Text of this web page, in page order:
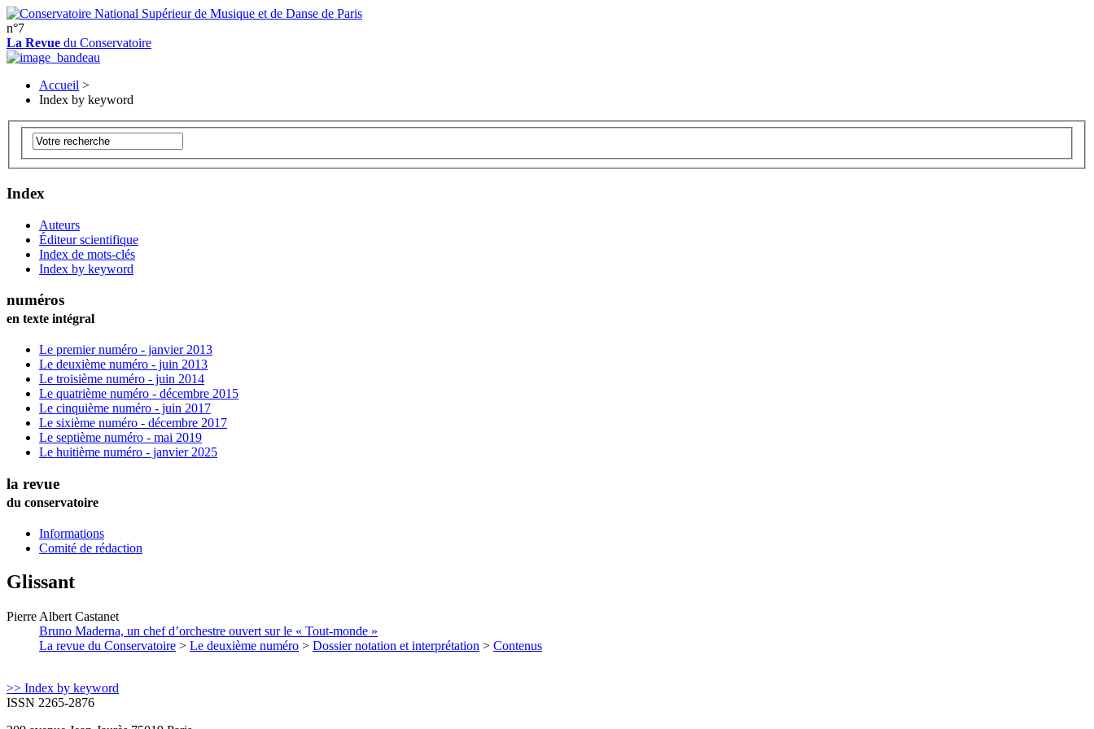
n°7
La Revue du Conservatoire
Accueil >
Index by keyword
Index
Auteurs
Éditeur scientifique
Index de mots-clés
Index by keyword
numéros
en texte intégral
Le premier numéro - janvier 2013
Le deuxième numéro - juin 2013
Le troisième numéro - juin 2014
Le quatrième numéro - décembre 2015
Le cinquième numéro - juin 2017
Le sixième numéro - décembre 2017
Le septième numéro - mai 2019
Le huitième numéro - janvier 2025
la revue
du conservatoire
Informations
Comité de rédaction
Glissant
Pierre Albert Castanet
Bruno Maderna, un chef d’orchestre ouvert sur le « Tout-monde »
La revue du Conservatoire > Le deuxième numéro > Dossier notation et interprétation > Contenus
>> Index by keyword
ISSN 2265-2876